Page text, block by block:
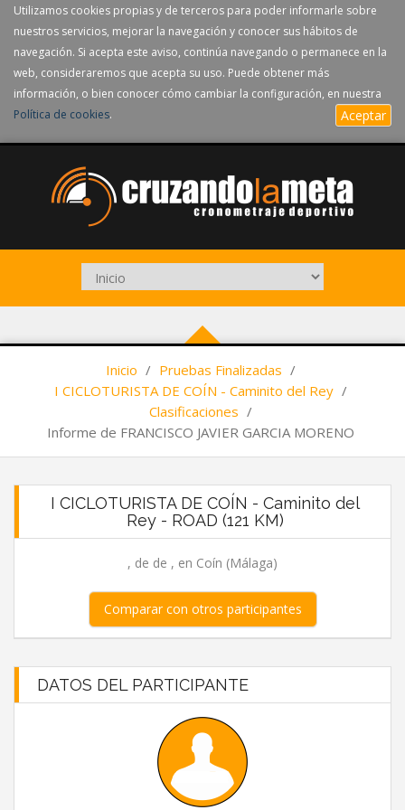
Utilizamos cookies propias y de terceros para poder informarle sobre
nuestros servicios, mejorar la navegación y conocer sus hábitos de
navegación. Si acepta este aviso, continúa navegando o permanece en la
web, consideraremos que acepta su uso. Puede obtener más
información, o bien conocer cómo cambiar la configuración, en nuestra
Política de cookies. Aceptar
Inicio / Pruebas Finalizadas /
I CICLOTURISTA DE COÍN - Caminito del Rey /
Clasificaciones /
Informe de FRANCISCO JAVIER GARCIA MORENO
I CICLOTURISTA DE COÍN - Caminito del
Rey - ROAD (121 KM)
, de de , en Coín (Málaga)
Comparar con otros participantes
DATOS DEL PARTICIPANTE